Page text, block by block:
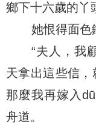
鄉下十六歲的丫
她恨得面色
“夫人，我
天拿出這些信，
那麼我再嫁入
舟道。